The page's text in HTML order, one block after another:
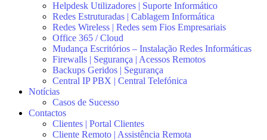
Helpdesk Utilizadores | Suporte Informático
Redes Estruturadas | Cablagem Informática
Redes Wireless | Redes sem Fios Empresariais
Office 365 / Cloud
Mudança Escritórios – Instalação Redes Informáticas
Firewalls | Segurança | Acessos Remotos
Backups Geridos | Segurança
Central IP PBX | Central Telefónica
Notícias
Casos de Sucesso
Contactos
Clientes | Portal Clientes
Cliente Remoto | Assistência Remota